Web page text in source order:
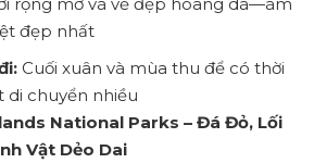
rộng mở và vẻ đẹp hoang dã—ám
đẹp nhất
Cuối xuân và mùa thu để có thời
di chuyển nhiều
National Parks – Đá Đỏ, Lối
Vật Dẻo Dai